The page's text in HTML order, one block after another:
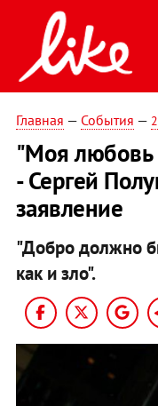
Главная — События —
"Моя любовь
- Сергей
заявление
"Добро должно
как и зло".